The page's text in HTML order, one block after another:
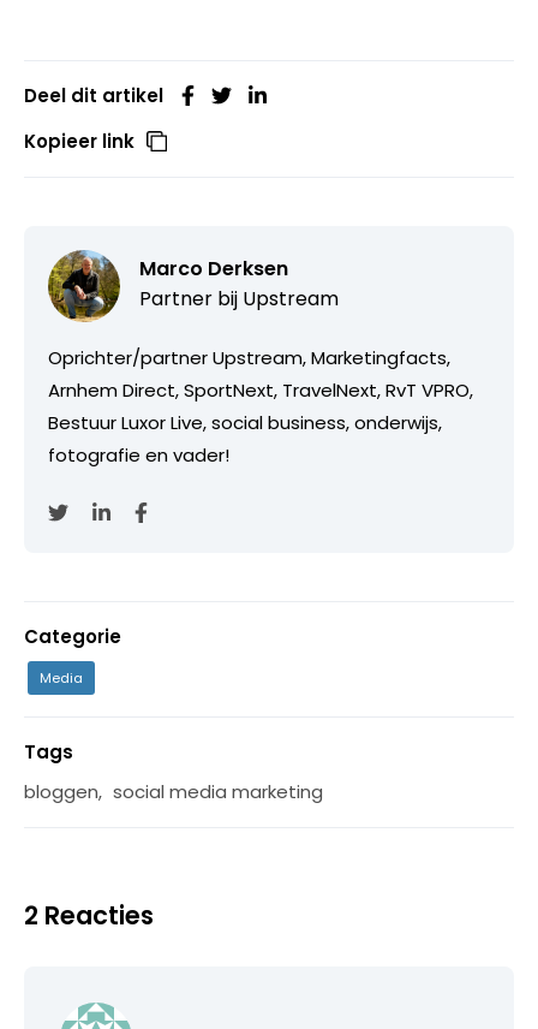
Deel dit artikel
Kopieer link
Marco Derksen
Partner bij Upstream
Oprichter/partner Upstream, Marketingfacts,
Arnhem Direct, SportNext, TravelNext, RvT VPRO,
Bestuur Luxor Live, social business, onderwijs,
fotografie en vader!
Categorie
Media
Tags
bloggen, social media marketing
2 Reacties